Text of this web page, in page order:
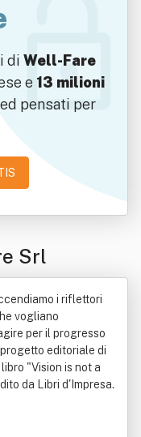
di Well-Fare
e 13 milioni
pensati per
Srl
i riflettori
vogliano
per il progresso
editoriale di
"Vision is not a
da Libri d'Impresa.